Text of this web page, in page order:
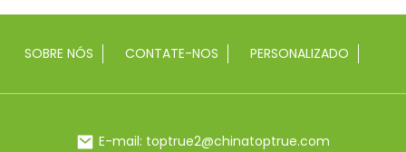
SOBRE NÓS CONTATE-NOS PERSONALIZADO
E-mail: toptrue2@chinatoptrue.com